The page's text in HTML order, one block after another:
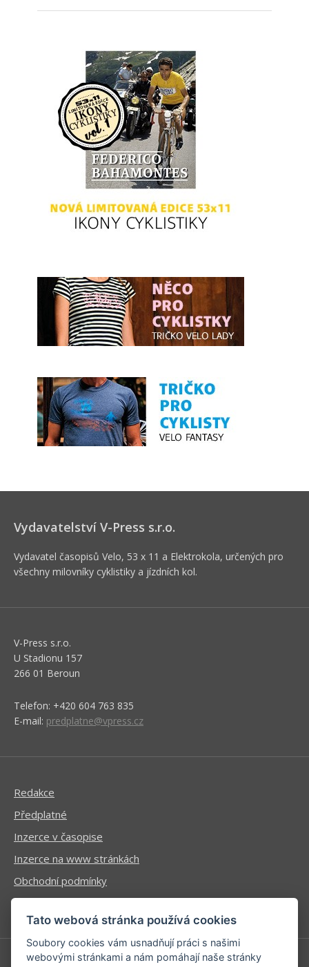
Vydavatelství V-Press s.r.o.
Vydavatel časopisů Velo, 53 x 11 a Elektrokola, určených pro
všechny milovníky cyklistiky a jízdních kol.
V-Press s.r.o.
U Stadionu 157
266 01 Beroun
Telefon: +420 604 763 835
E-mail: predplatne@vpress.cz
Redakce
Předplatné
Inzerce v časopise
Inzerce na www stránkách
Obchodní podmínky
Ochrana osobních údajů
Tato webová stránka používá cookies
Soubory cookies vám usnadňují práci s našimi
webovými stránkami a nám pomáhají naše stránky